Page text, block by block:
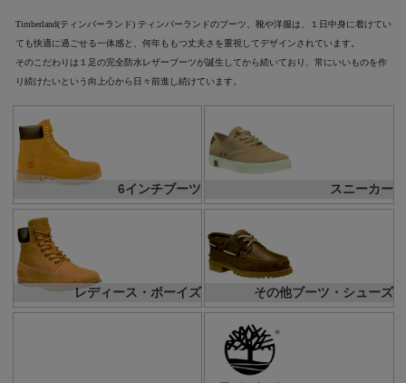
Timberland(ティンバーランド) ティンバーランドのブーツ、靴や洋服は、１日中身に着けてい
ても快適に過ごせる一体感と、何年ももつ丈夫さを重視してデザインされています。
そのこだわりは１足の完全防水レザーブーツが誕生してから続いており、常にいいものを作
り続けたいという向上心から日々前進し続けています。
6インチブーツ スニーカー
レディース・ボーイズ その他ブーツ・シューズ